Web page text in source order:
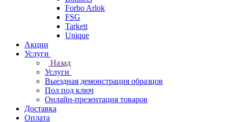
Forbo Arlok
FSG
Tarkett
Unique
Акции
Услуги
Назад
Услуги
Выездная демонстрация образцов
Пол под ключ
Онлайн-презентация товаров
Доставка
Оплата